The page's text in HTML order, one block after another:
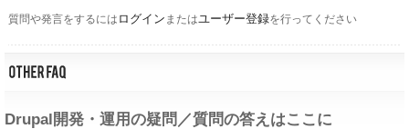
質問や発言をするには ログイン またはユーザー登録を行ってください
Drupal開発・運用の疑問／質問の答えはここに